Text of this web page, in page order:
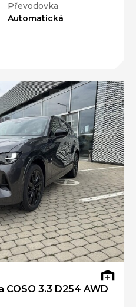
Převodovka
Automatická
COSO 3.3 D254 AWD